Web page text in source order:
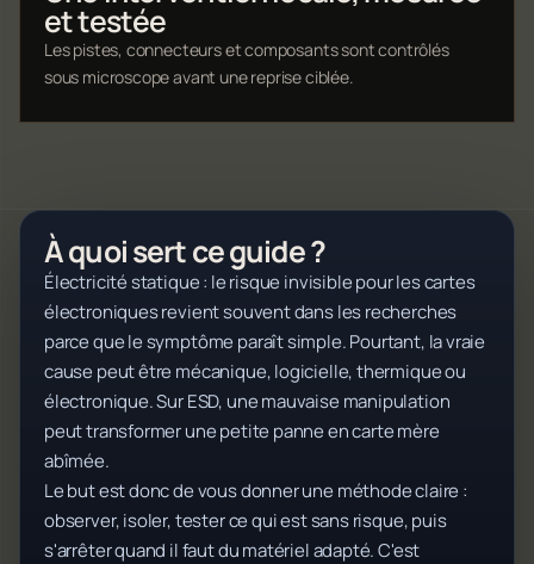
et testée
Les pistes, connecteurs et composants sont contrôlés
sous microscope avant une reprise ciblée.
À quoi sert ce guide ?
Électricité statique : le risque invisible pour les cartes
électroniques revient souvent dans les recherches
parce que le symptôme paraît simple. Pourtant, la vraie
cause peut être mécanique, logicielle, thermique ou
électronique. Sur ESD, une mauvaise manipulation
peut transformer une petite panne en carte mère
abîmée.
Le but est donc de vous donner une méthode claire :
observer, isoler, tester ce qui est sans risque, puis
s'arrêter quand il faut du matériel adapté. C'est